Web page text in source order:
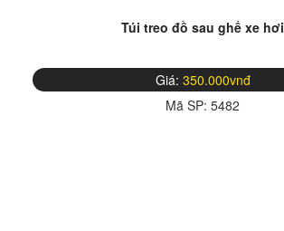
Túi treo đồ sau ghế xe hơi
Giá: 350.000vnđ
Mã SP: 5482